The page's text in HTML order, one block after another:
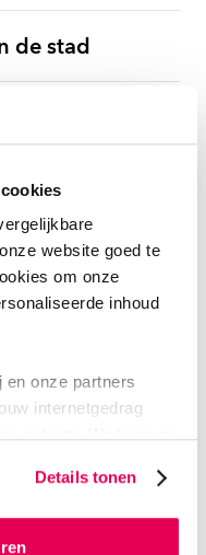
website goed te
om onze
inhoud
onze partners
internetgedrag
voorkeuren. Ook
Details tonen
de stad